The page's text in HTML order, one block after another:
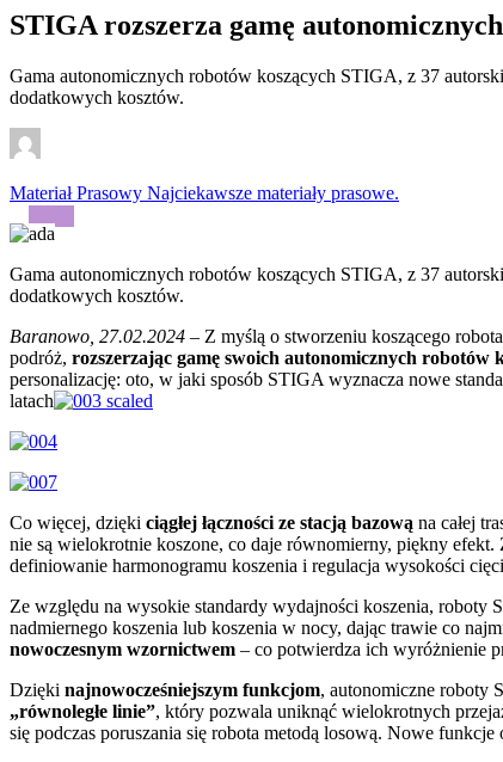
STIGA rozszerza gamę
Gama autonomicznych robotów koszących STIGA, z 37
dodatkowych kosztów.
Materiał Prasowy Najciekawsze materiały prasowe.
Gama autonomicznych robotów koszących STIGA, z 37
dodatkowych kosztów.
Baranowo, 27.02.2024 – Z myślą o stworzeniu koszącego
podróż, rozszerzając gamę swoich autonomicznych robotów
personalizację: oto, w jaki sposób STIGA wyznacza nowe
latach
Co więcej, dzięki ciągłej łączności ze stacją bazową na całej
nie są wielokrotnie koszone, co daje równomierny, piękny efekt.
definiowanie harmonogramu koszenia i regulacja wysokości
Ze względu na wysokie standardy wydajności koszenia, roboty
nadmiernego koszenia lub koszenia w nocy, dając trawie co
nowoczesnym wzornictwem – co potwierdza ich wyróżnienie
Dzięki najnowocześniejszym funkcjom, autonomiczne roboty
„równoległe linie”, który pozwala uniknąć wielokrotnych
się podczas poruszania się robota metodą losową. Nowe funkcje